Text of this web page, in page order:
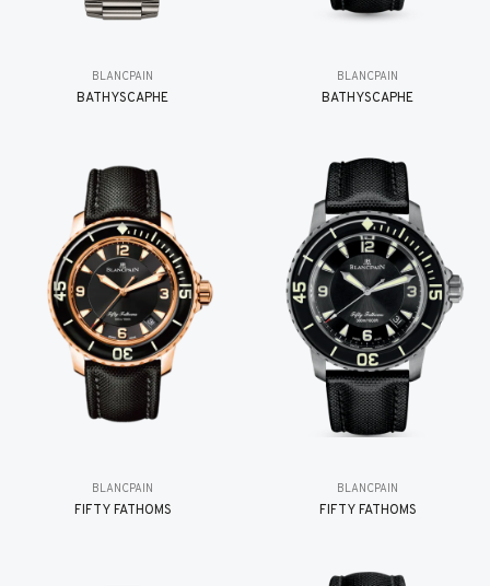
BLANCPAIN
BATHYSCAPHE
BLANCPAIN
BATHYSCAPHE
BLANCPAIN
FIFTY FATHOMS
BLANCPAIN
FIFTY FATHOMS